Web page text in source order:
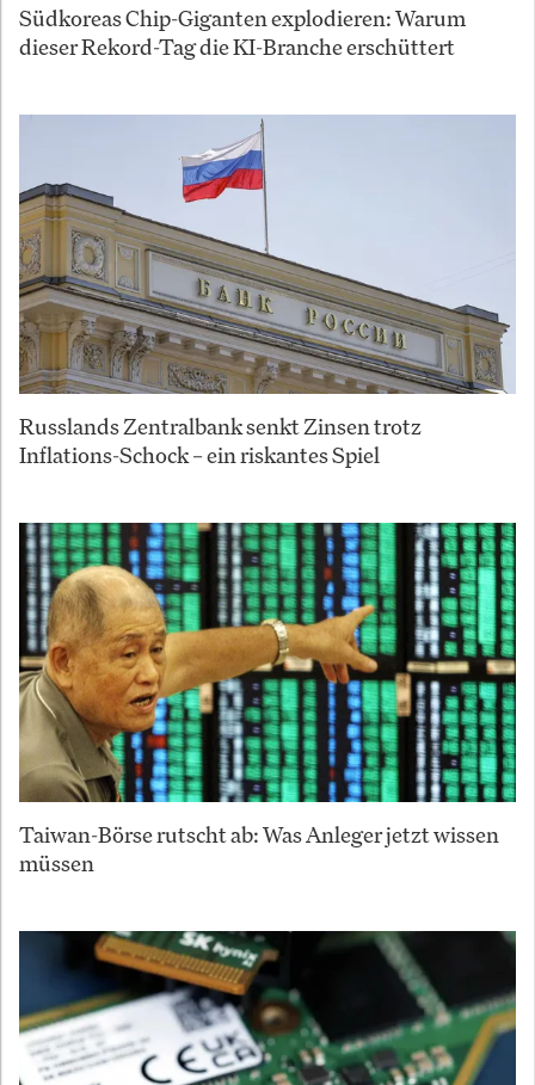
Südkoreas Chip-Giganten explodieren: Warum
dieser Rekord-Tag die KI-Branche erschüttert
Russlands Zentralbank senkt Zinsen trotz
Inflations-Schock – ein riskantes Spiel
Taiwan-Börse rutscht ab: Was Anleger jetzt wissen
müssen